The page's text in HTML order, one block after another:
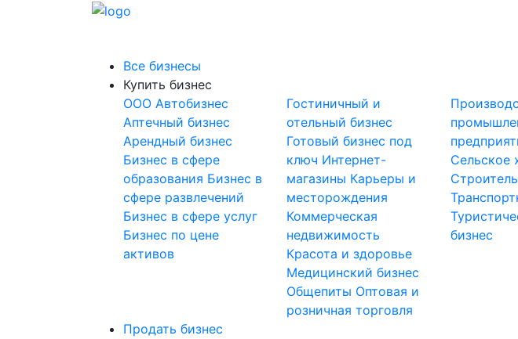
Все бизнесы
Купить бизнес
OOO Автобизнес
Аптечный бизнес
Арендный бизнес
Бизнес в сфере
образования Бизнес в
сфере развлечений
Бизнес в сфере услуг
Бизнес по цене
активов
Гостиничный и
отельный бизнес
Готовый бизнес под
ключ Интернет-
магазины Карьеры и
месторождения
Коммерческая
недвижимость
Красота и здоровье
Медицинский бизнес
Общепиты Оптовая и
розничная торговля
Сельское
бизнес
Продать бизнес